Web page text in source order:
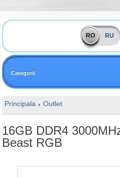
RO RU
Categorii
Principala Outlet
16GB DDR4
Beast RGB